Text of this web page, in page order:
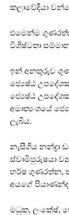
කලාවේදියා
එමෙන්ම
විශිෂ්ටතා
ඉන් අනතුරුව
ජ්‍යෙෂ්ඨ
ජ්‍යෙෂ්ඨ
අමාත්‍යංශයේ
ලැබීය.
නැසීගිය
ස්වාමිපුරුෂයා
හර්ෂ ගුණරත්න,
අයගේ පියාණන්ද
මධුක, ලංකේෂ්,